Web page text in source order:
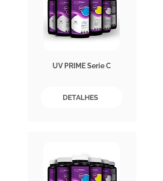
UV PRIME Serie C
DETALHES